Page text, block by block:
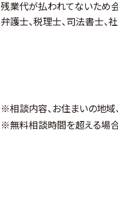
残業代が払われてないため
弁護士、税理士、司法書士、
※相談内容、お住まいの地域
※無料相談時間を超える場合